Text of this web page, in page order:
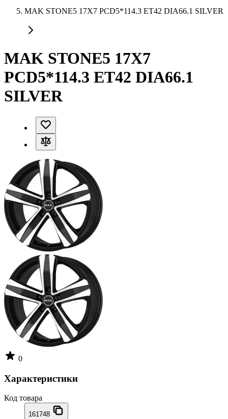
MAK STONE5 17X7 PCD5*114.3 ET42 DIA66.1 SILVER
MAK STONE5 17X7
PCD5*114.3 ET42 DIA66.1
SILVER
0
Характеристики
Код товара
161748